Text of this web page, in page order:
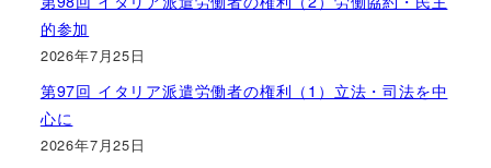
的参加
2026年7月25日
第97回 イタリア派遣労働者の権利（1）立法・司法を中
心に
2026年7月25日